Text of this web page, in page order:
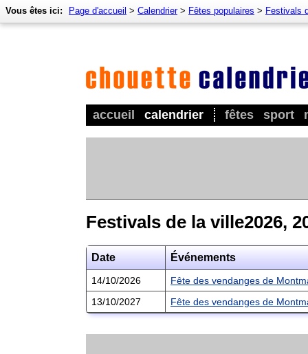
accueil calendrier fêtes sport
Vous êtes ici: Page d'accueil > Calendrier> Fêtes populaires > Festivals
Festivals de la ville2026,
Date Événements
14/10/2026
Fête des vendanges de
13/10/2027
Fête des vendanges de